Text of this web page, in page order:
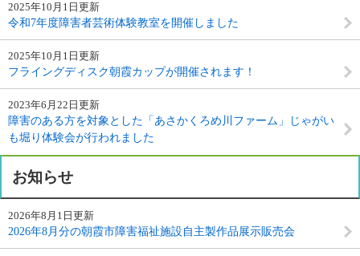
2025年10月1日更新
令和7年度障害者芸術体験教室を開催しました
2025年10月1日更新
フライングディスク朝霞カップが開催されます！
2023年6月22日更新
障害のある方を対象とした「あさかくろめ川ファーム」じゃがい
も堀り体験会が行われました
お知らせ
2026年8月1日更新
2026年8月分の朝霞市障害福祉施設自主製作品展示販売会